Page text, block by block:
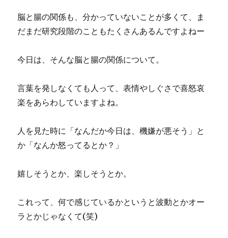
脳と腸の関係も、分かっていないことが多くて、ま
だまだ研究段階のこともたくさんあるんですよねー
今日は、そんな脳と腸の関係について。
言葉を発しなくても人って、表情やしぐさで喜怒哀
楽をあらわしていますよね。
人を見た時に「なんだか今日は、機嫌が悪そう」と
か「なんか怒ってるとか？」
嬉しそうとか、楽しそうとか。
これって、何で感じているかというと波動とかオー
ラとかじゃなくて(笑)